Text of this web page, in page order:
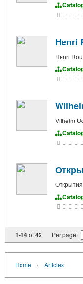
Henri
Henri
Vilhelm
1-14of42 Per page:
Home › Articles